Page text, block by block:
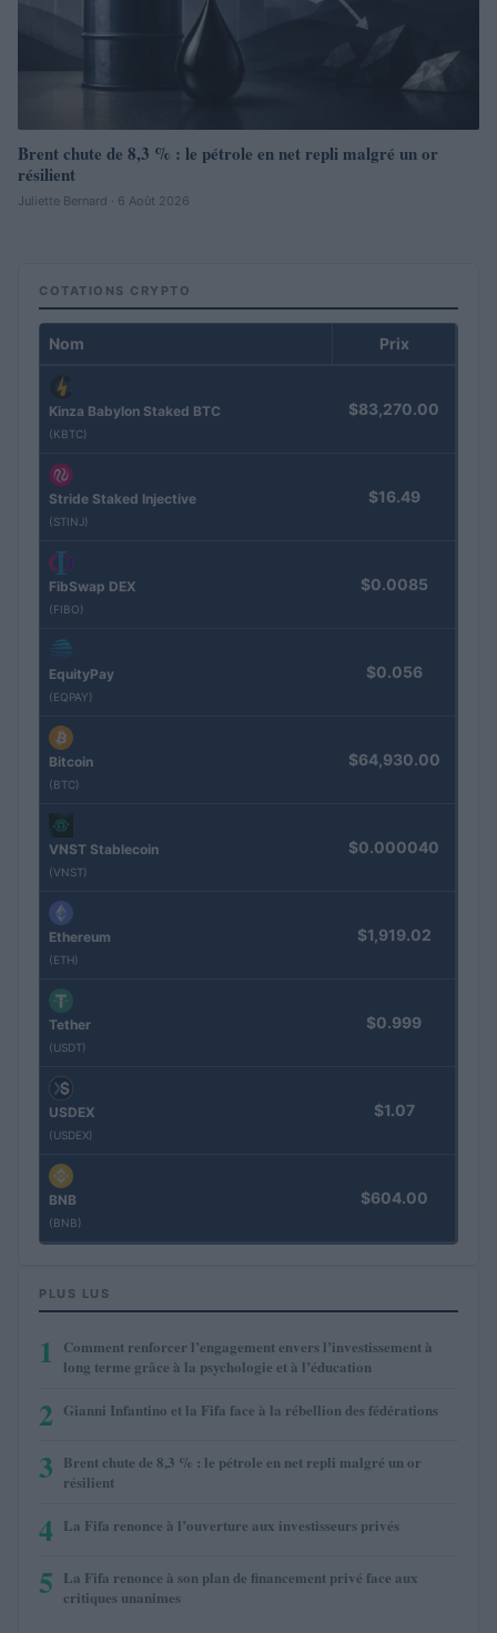
Brent chute de 8,3 % : le pétrole en net repli malgré un or
résilient
Juliette Bernard · 6 Août 2026
COTATIONS CRYPTO
Nom Prix
Kinza Babylon Staked BTC
(KBTC)
$83,270.00
Stride Staked Injective
(STINJ)
$16.49
FibSwap DEX
(FIBO)
$0.0085
EquityPay
(EQPAY)
$0.056
Bitcoin
(BTC)
$64,930.00
VNST Stablecoin
(VNST)
$0.000040
Ethereum
(ETH)
$1,919.02
Tether
(USDT)
$0.999
USDEX
(USDEX)
$1.07
BNB
(BNB)
$604.00
PLUS LUS
1
Comment renforcer l’engagement envers l’investissement à
long terme grâce à la psychologie et à l’éducation
2 Gianni Infantino et la Fifa face à la rébellion des fédérations
3 Brent chute de 8,3 % : le pétrole en net repli malgré un or
résilient
4 La Fifa renonce à l’ouverture aux investisseurs privés
5 La Fifa renonce à son plan de financement privé face aux
critiques unanimes